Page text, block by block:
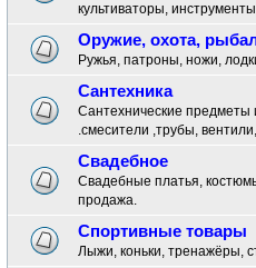
культиваторы,
Оружие, охота,
Ружья, патроны, ножи,
Сантехника
Сантехнические предметы
.смесители ,трубы,
Свадебное
Свадебные платья,
продажа.
Спортивные товары
Лыжи, коньки, тренажёры,